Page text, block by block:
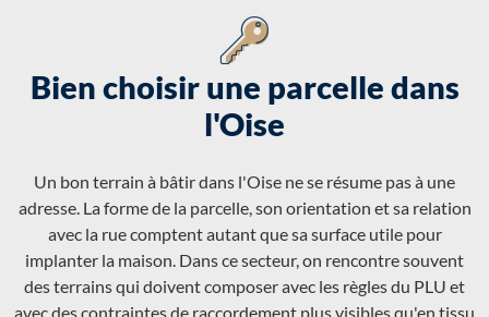
Bien choisir une parcelle dans
l'Oise
Un bon terrain à bâtir dans l'Oise ne se résume pas à une
adresse. La forme de la parcelle, son orientation et sa relation
avec la rue comptent autant que sa surface utile pour
implanter la maison. Dans ce secteur, on rencontre souvent
des terrains qui doivent composer avec les règles du PLU et
avec des contraintes de raccordement plus visibles qu'en tissu